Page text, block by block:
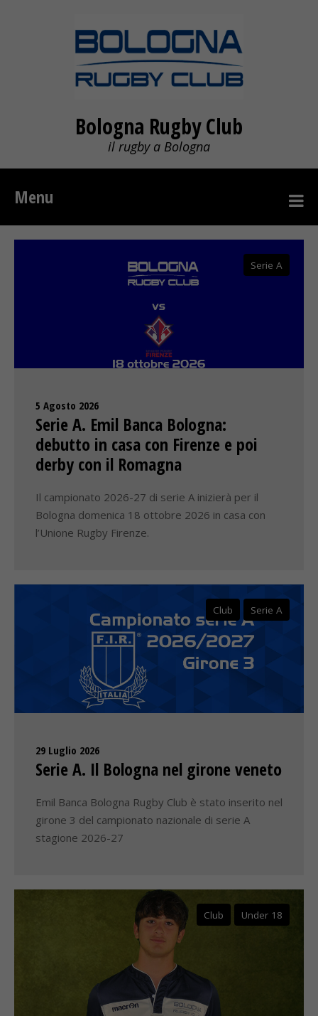
Bologna Rugby Club
il rugby a Bologna
Menu
Serie A
5 Agosto 2026
Serie A. Emil Banca Bologna:
debutto in casa con Firenze e poi
derby con il Romagna
Il campionato 2026-27 di serie A inizierà per il
Bologna domenica 18 ottobre 2026 in casa con
l’Unione Rugby Firenze.
Club Serie A
29 Luglio 2026
Serie A. Il Bologna nel girone veneto
Emil Banca Bologna Rugby Club è stato inserito nel
girone 3 del campionato nazionale di serie A
stagione 2026-27
Club Under 18